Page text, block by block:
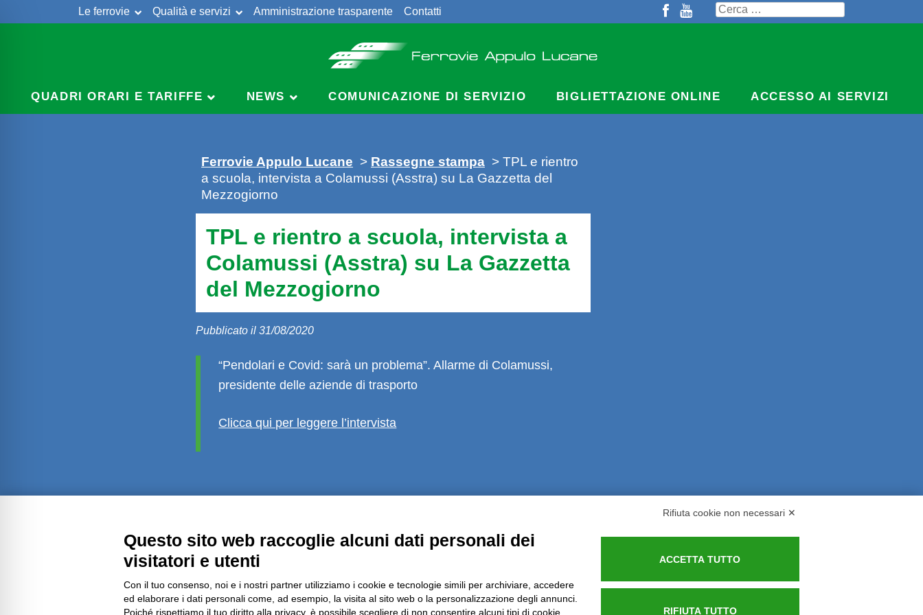
Le ferrovie Qualità e servizi Amministrazione trasparente Contatti
Ricerca
per:
QUADRI ORARI E TARIFFE NEWS COMUNICAZIONE DI SERVIZIO BIGLIETTAZIONE ONLINE ACCESSO AI SERVIZI
Ferrovie Appulo Lucane > Rassegne stampa > TPL e rientro
a scuola, intervista a Colamussi (Asstra) su La Gazzetta del
Mezzogiorno
TPL e rientro a scuola, intervista a
Colamussi (Asstra) su La Gazzetta
del Mezzogiorno
Pubblicato il 31/08/2020
“Pendolari e Covid: sarà un problema”. Allarme di Colamussi,
presidente delle aziende di trasporto
Clicca qui per leggere l’intervista
Rimborsi ed Indennizzi Contatti
Azienda certificata UNI EN ISO 9001:2015
Rifiuta cookie non necessari ✕
Questo sito web raccoglie alcuni dati personali dei
visitatori e utenti
Con il tuo consenso, noi e i nostri partner utilizziamo i cookie e tecnologie simili per archiviare, accedere
ed elaborare i dati personali come, ad esempio, la visita al sito web o la personalizzazione degli annunci.
Poiché rispettiamo il tuo diritto alla privacy, è possibile scegliere di non consentire alcuni tipi di cookie.
ACCETTA TUTTO
RIFIUTA TUTTO